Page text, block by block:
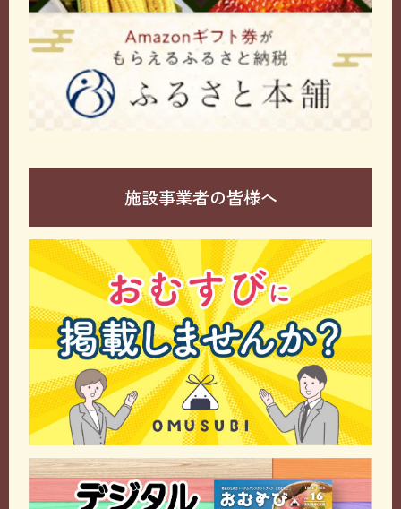
施設事業者の皆様へ